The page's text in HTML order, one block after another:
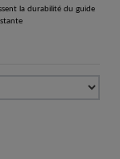
la durabilité du guide